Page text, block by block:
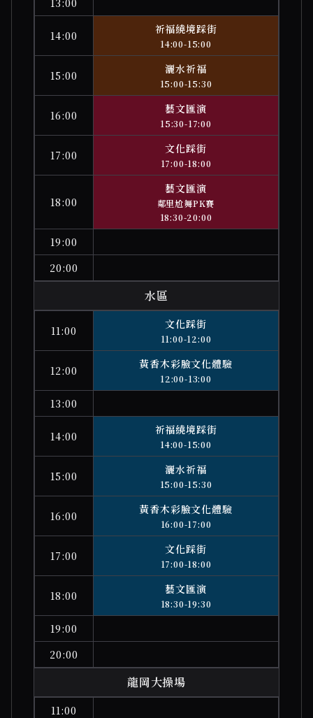
13:00
14:00 祈福繞境踩街
14:00-15:00
15:00 灑水祈福
15:00-15:30
16:00 藝文匯演
15:30-17:00
17:00 文化踩街
17:00-18:00
18:00
藝文匯演
鄰里尬舞PK賽
18:30-20:00
19:00
20:00
水區
11:00 文化踩街
11:00-12:00
12:00 黃香木彩臉文化體驗
12:00-13:00
13:00
14:00 祈福繞境踩街
14:00-15:00
15:00 灑水祈福
15:00-15:30
16:00 黃香木彩臉文化體驗
16:00-17:00
17:00 文化踩街
17:00-18:00
18:00 藝文匯演
18:30-19:30
19:00
20:00
龍岡大操場
11:00